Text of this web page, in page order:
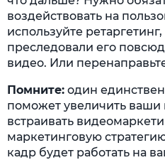
воздействовать на
используйте
преследовали его
видео. Или
Помните: один
поможет увеличить
встраивать
маркетинговую
кадр будет работать на